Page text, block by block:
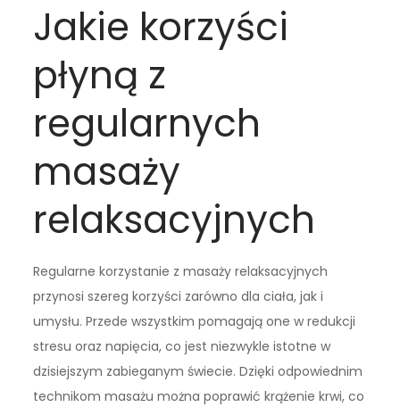
Jakie korzyści
płyną z
regularnych
masaży
relaksacyjnych
Regularne korzystanie z masaży relaksacyjnych
przynosi szereg korzyści zarówno dla ciała, jak i
umysłu. Przede wszystkim pomagają one w redukcji
stresu oraz napięcia, co jest niezwykle istotne w
dzisiejszym zabieganym świecie. Dzięki odpowiednim
technikom masażu można poprawić krążenie krwi, co